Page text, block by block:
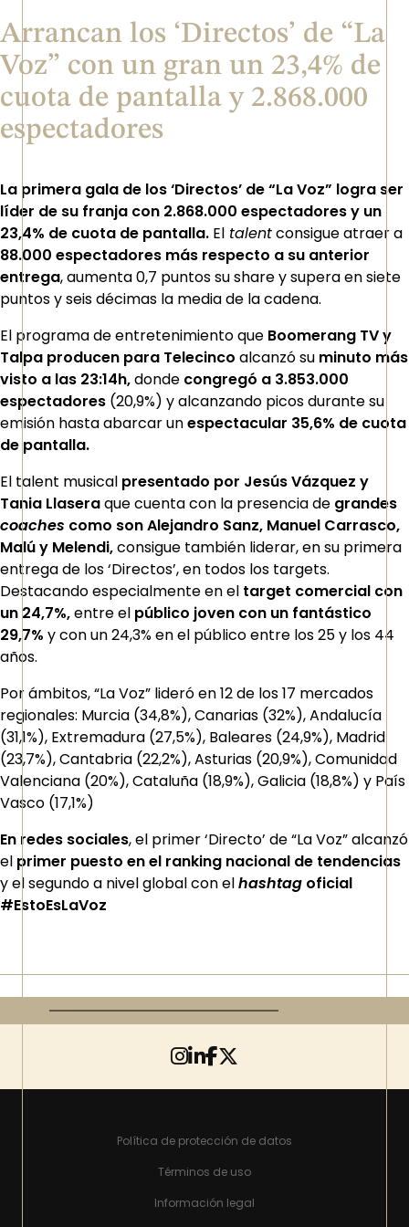
Arrancan los ‘Directos’ de “La
Voz” con un gran un 23,4% de
cuota de pantalla y 2.868.000
espectadores
La primera gala de los ‘Directos’ de “La Voz” logra ser
líder de su franja con 2.868.000 espectadores y un
23,4% de cuota de pantalla. El talentconsigue atraer a
88.000 espectadores más respecto a su anterior
entrega, aumenta 0,7 puntos su share y supera en siete
puntos y seis décimas la media de la cadena.
El programa de entretenimiento que Boomerang TV y
Talpa producen para Telecinco alcanzó su minuto más
visto a las 23:14h,donde congregó a 3.853.000
espectadores (20,9%) y alcanzando picos durante su
emisión hasta abarcar unespectacular 35,6% de cuota
de pantalla.
El talent musical presentado por Jesús Vázquez y
Tania Llaseraque cuenta con la presencia de grandes
coaches como son Alejandro Sanz, Manuel Carrasco,
Malú y Melendi,consigue también liderar, en su primera
entrega de los ‘Directos’, en todos los targets.
Destacando especialmente en el target comercial con
un 24,7%,entre el público joven con un fantástico
29,7% y con un 24,3% en el público entre los 25 y los 44
años.
Por ámbitos, “La Voz” lideró en 12 de los 17 mercados
regionales: Murcia (34,8%), Canarias (32%), Andalucía
(31,1%), Extremadura (27,5%), Baleares (24,9%), Madrid
(23,7%), Cantabria (22,2%), Asturias (20,9%), Comunidad
Valenciana (20%), Cataluña (18,9%), Galicia (18,8%) y País
Vasco (17,1%)
En redes sociales, el primer ‘Directo’ de “La Voz” alcanzó
el primer puesto en el ranking nacional de tendencias
y el segundo a nivel global con elhashtag oficial
#EstoEsLaVoz
Política de protección de datos
Términos de uso
Información legal